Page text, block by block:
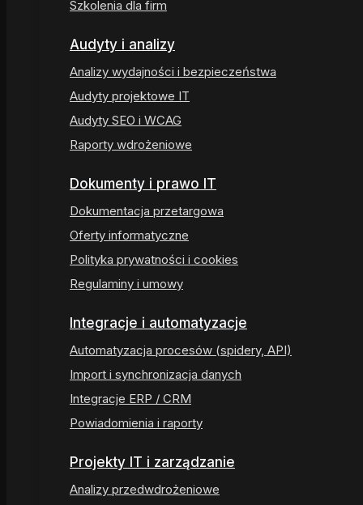
Szkolenia dla firm
Audyty i analizy
Analizy wydajności i bezpieczeństwa
Audyty projektowe IT
Audyty SEO i WCAG
Raporty wdrożeniowe
Dokumenty i prawo IT
Dokumentacja przetargowa
Oferty informatyczne
Polityka prywatności i cookies
Regulaminy i umowy
Integracje i automatyzacje
Automatyzacja procesów (spidery, API)
Import i synchronizacja danych
Integracje ERP / CRM
Powiadomienia i raporty
Projekty IT i zarządzanie
Analizy przedwdrożeniowe